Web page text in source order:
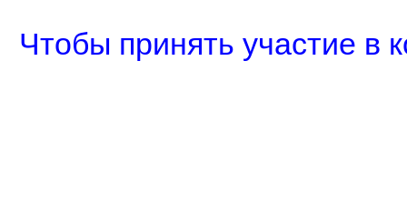
Чтобы принять участие в